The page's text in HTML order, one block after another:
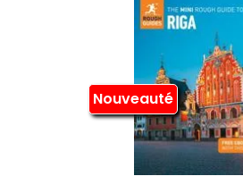
Nouveauté